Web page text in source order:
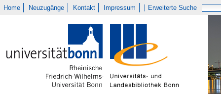
Home Neuzugänge Kontakt Impressum Erweiterte Suche